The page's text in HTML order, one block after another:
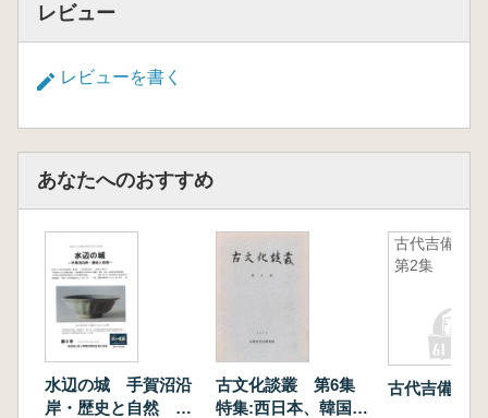
レビュー
レビューを書く
あなたへのおすすめ
水辺の城 手賀沼沿
岸・歴史と自然 第4
古文化談叢 第6集
特集:西日本、韓国に
古代吉備
第2集
古代吉備 第